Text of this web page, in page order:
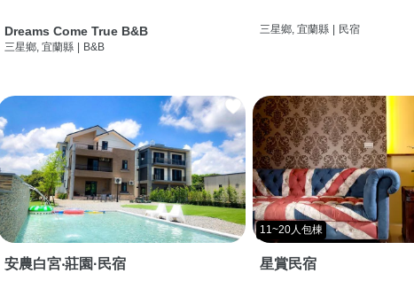
Dreams Come True B&B
三星鄉, 宜蘭縣 | B&B
三星鄉, 宜蘭縣 | 民宿
安農白宮‧莊園·民宿
11~20人包棟
星賞民宿